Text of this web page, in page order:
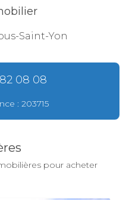
Saint-Yon
08 08
: 203715
pour acheter